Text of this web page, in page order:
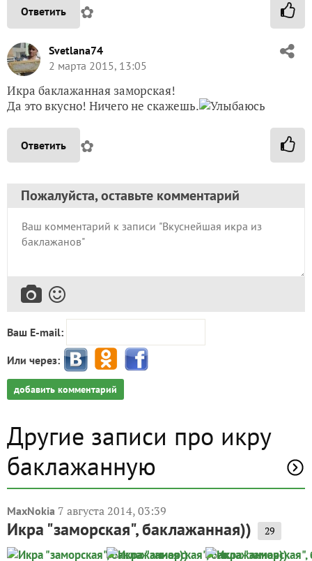
Ответить ✿
Svetlana74
2 марта 2015, 13:05
Икра баклажанная заморская!
Да это вкусно! Ничего не скажешь.
Ответить ✿
Пожалуйста, оставьте комментарий
Ваш E-mail:
Или через:
добавить комментарий
Другие записи про икру
баклажанную
MaxNokia 7 августа 2014, 03:39
Икра "заморская", баклажанная)) 29